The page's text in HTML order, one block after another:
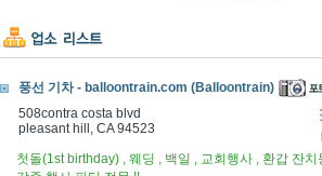
풍선 기차 - balloontrain.com (Balloontrain)
508contra costa blvd
pleasant hill, CA 94523
첫돌(1st birthday) , 웨딩 , 백일 , 교회행사 , 환갑 잔치